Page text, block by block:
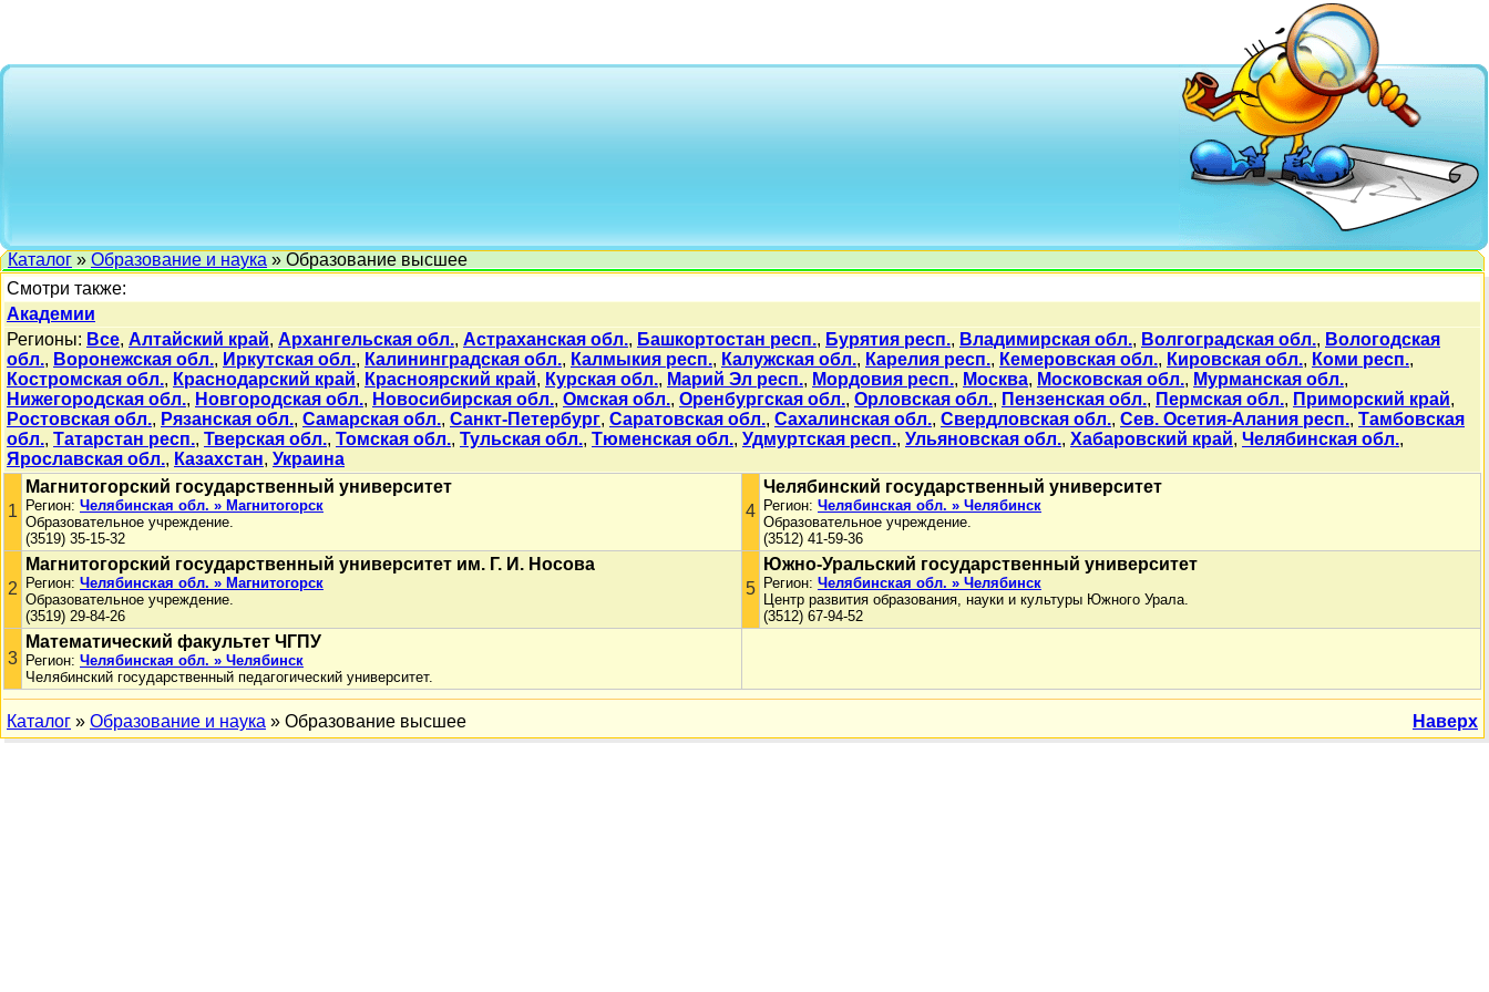
Каталог » Образование и наука » Образование высшее
Смотри также:
Академии
Регионы: Все, Алтайский край, Архангельская обл., Астраханская обл., Башкортостан респ., Бурятия респ., Владимирская обл., Волгоградская обл., Вологодская
обл., Воронежская обл., Иркутская обл., Калининградская обл., Калмыкия респ., Калужская обл., Карелия респ., Кемеровская обл., Кировская обл., Коми респ.,
Костромская обл., Краснодарский край, Красноярский край, Курская обл., Марий Эл респ., Мордовия респ., Москва, Московская обл., Мурманская обл.,
Нижегородская обл., Новгородская обл., Новосибирская обл., Омская обл., Оренбургская обл., Орловская обл., Пензенская обл., Пермская обл., Приморский край,
Ростовская обл., Рязанская обл., Самарская обл., Санкт-Петербург, Саратовская обл., Сахалинская обл., Свердловская обл., Сев. Осетия-Алания респ., Тамбовская
обл., Татарстан респ., Тверская обл., Томская обл., Тульская обл., Тюменская обл., Удмуртская респ., Ульяновская обл., Хабаровский край, Челябинская обл.,
Ярославская обл., Казахстан, Украина
1
Магнитогорский государственный университет
Регион: Челябинская обл. » Магнитогорск
Образовательное учреждение.
(3519) 35-15-32
4
Челябинский государственный университет
Регион: Челябинская обл. » Челябинск
Образовательное учреждение.
(3512) 41-59-36
2
Магнитогорский государственный университет им. Г. И. Носова
Регион: Челябинская обл. » Магнитогорск
Образовательное учреждение.
(3519) 29-84-26
5
Южно-Уральский государственный университет
Регион: Челябинская обл. » Челябинск
Центр развития образования, науки и культуры Южного Урала.
(3512) 67-94-52
3
Математический факультет ЧГПУ
Регион: Челябинская обл. » Челябинск
Челябинский государственный педагогический университет.
Каталог » Образование и наука » Образование высшее Наверх